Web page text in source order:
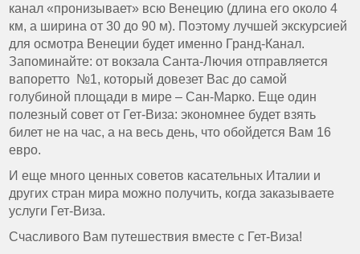
канал «пронизывает» всю Венецию (длина его около 4
км, а ширина от 30 до 90 м). Поэтому лучшей экскурсией
для осмотра Венеции будет именно Гранд-Канал.
Запоминайте: от вокзала Санта-Лючия отправляется
вапоретто №1, который довезет Вас до самой
голубиной площади в мире – Сан-Марко. Еще один
полезный совет от Гет-Виза: экономнее будет взять
билет не на час, а на весь день, что обойдется Вам 16
евро.
И еще много ценных советов касательных Италии и
других стран мира можно получить, когда заказываете
услуги Гет-Виза.
Счасливого Вам путешествия вместе с Гет-Виза!